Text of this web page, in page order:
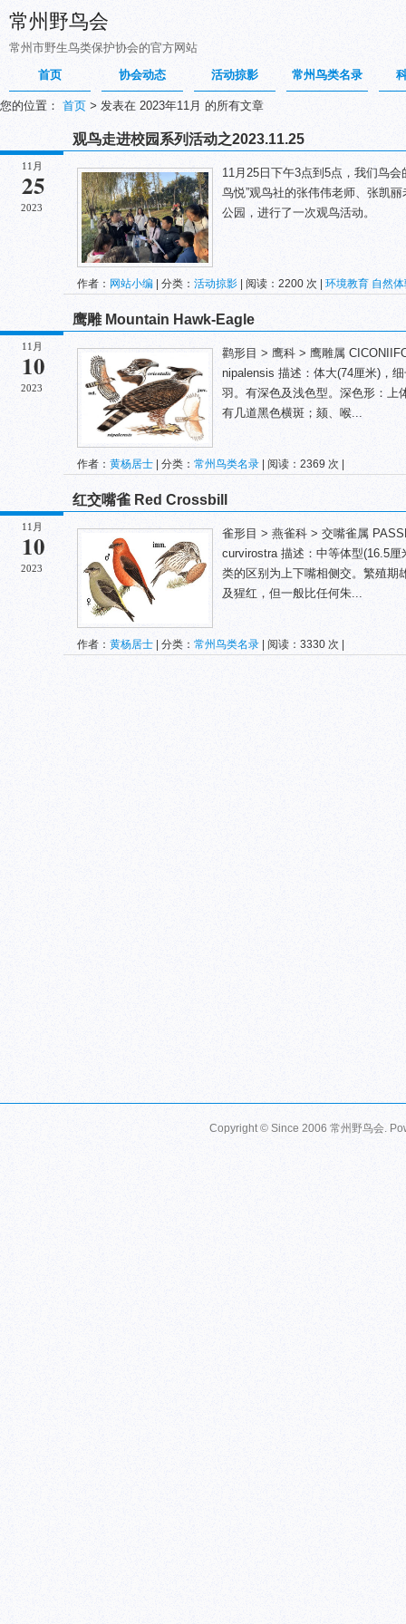
常州野鸟会
常州市野生鸟类保护协会的官方网站
首页
协会动态 活动掠影 常州鸟类名录
您的位置： 首页 > 发表在 2023年11月 的所有文章
11月
25
2023
观鸟走进校园系列活动之2023.11.25
11月25日下午3点到5点，我们鸟
鸟悦”观鸟社的张伟伟老师、张凯
公园，进行了一次观鸟活动。
作者： 网站小编 | 分类： 活动掠影 | 阅读：2200 次 | 环境教育 自然
11月
10
2023
鹰雕 Mountain Hawk-Eagle
鹳形目 > 鹰科 > 鹰雕属
nipalensis 描述：体大(74厘米)，
羽。有深色及浅色型。深色形：上
有几道黑色横斑；颏、喉...
作者： 黄杨居士 | 分类： 常州鸟类名录 | 阅读：2369 次 |
11月
10
2023
红交嘴雀 Red Crossbill
雀形目 > 燕雀科 > 交嘴雀属
curvirostra 描述：中等体型(16.5
类的区别为上下嘴相侧交。繁殖期
及猩红，但一般比任何朱...
作者： 黄杨居士 | 分类： 常州鸟类名录 | 阅读：3330 次 |
Copyright © Since 2006 常州野鸟会.